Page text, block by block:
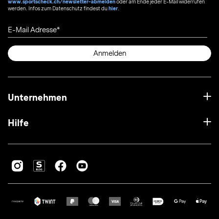
www.sportscheck.ch/newsletter-abmeldenoder am Ende jeder E-Mail widerrufen
werden. Infos zum Datenschutz findest duhier
E-Mail Adresse
Anmelden
Unternehmen
Hilfe